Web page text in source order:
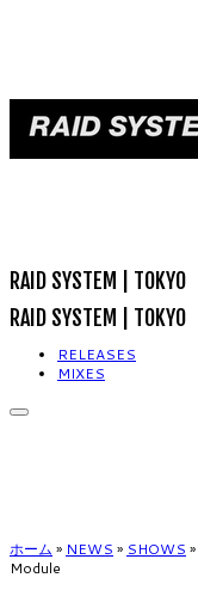
RAID SYSTEM | TOKYO
RAID SYSTEM | TOKYO
RELEASES
MIXES
ホーム » NEWS » SHOWS »
Module